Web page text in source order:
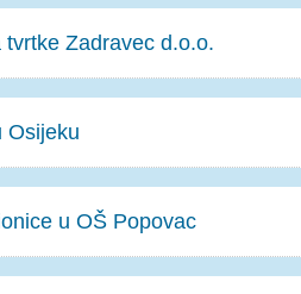
Zadravec d.o.o.
Osijeku
u OŠ Popovac